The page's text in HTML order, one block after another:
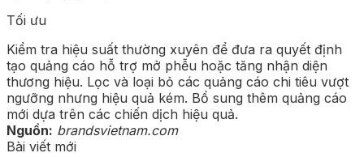
Tối ưu
Kiểm tra hiệu suất thường xuyên để đưa ra quyết định
tạo quảng cáo hỗ trợ mở phễu hoặc tăng nhận diện
thương hiệu. Lọc và loại bỏ các quảng cáo chi tiêu vượt
ngưỡng nhưng hiệu quả kém. Bổ sung thêm quảng cáo
mới dựa trên các chiến dịch hiệu quả.
Nguồn: brandsvietnam.com
Bài viết mới